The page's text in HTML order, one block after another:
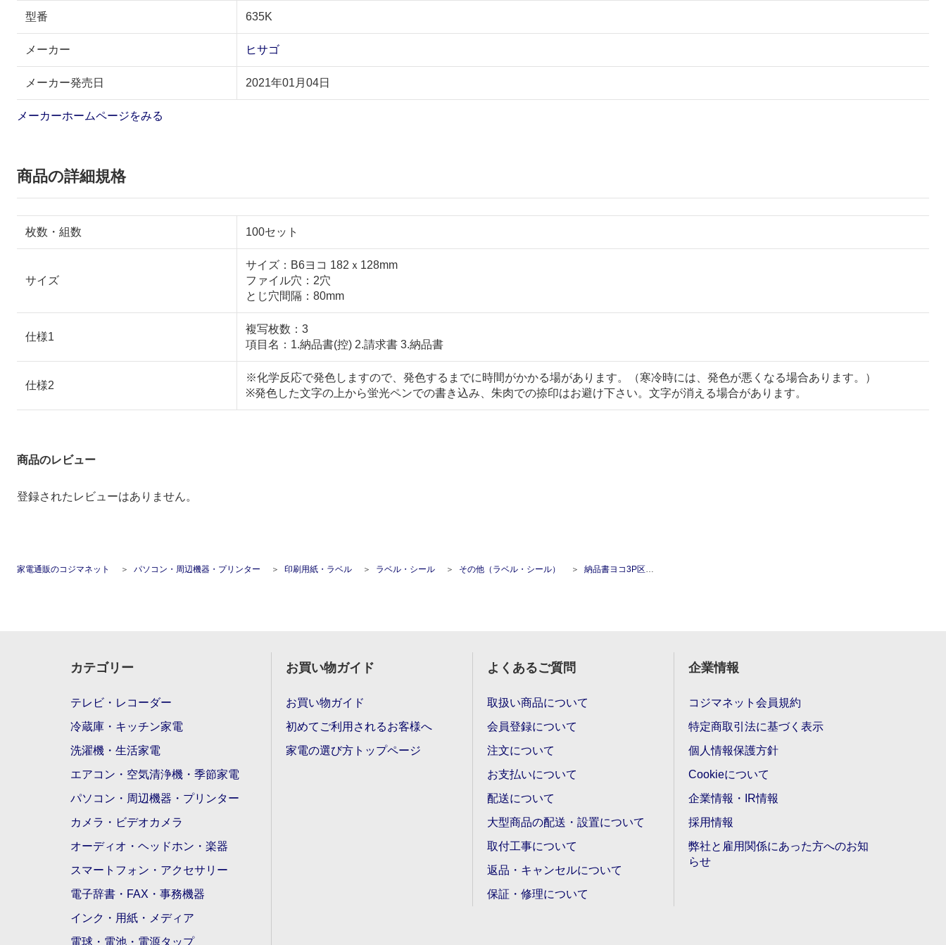
型番 635K
メーカー ヒサゴ
メーカー発売日 2021年01月04日
メーカーホームページをみる
商品の詳細規格
枚数・組数 100セット
サイズ
サイズ：B6ヨコ 182ｘ128mm
ファイル穴：2穴
とじ穴間隔：80mm
仕様1
複写枚数：3
項目名：1.納品書(控) 2.請求書 3.納品書
仕様2
※化学反応で発色しますので、発色するまでに時間がかかる場があります。（寒冷時には、発色が悪くなる場合あります。）
※発色した文字の上から蛍光ペンでの書き込み、朱肉での捺印はお避け下さい。文字が消える場合があります。
商品のレビュー
登録されたレビューはありません。
家電通販のコジマネット パソコン・周辺機器・プリンター 印刷用紙・ラベル ラベル・シール その他（ラベル・シール） 納品書ヨコ3P区分タイプ
カテゴリー
テレビ・レコーダー
冷蔵庫・キッチン家電
洗濯機・生活家電
エアコン・空気清浄機・季節家電
パソコン・周辺機器・プリンター
カメラ・ビデオカメラ
オーディオ・ヘッドホン・楽器
スマートフォン・アクセサリー
電子辞書・FAX・事務機器
インク・用紙・メディア
電球・電池・電源タップ
お買い物ガイド
お買い物ガイド
初めてご利用されるお客様へ
家電の選び方トップページ
よくあるご質問
取扱い商品について
会員登録について
注文について
お支払いについて
配送について
大型商品の配送・設置について
取付工事について
返品・キャンセルについて
保証・修理について
企業情報
コジマネット会員規約
特定商取引法に基づく表示
個人情報保護方針
Cookieについて
企業情報・IR情報
採用情報
弊社と雇用関係にあった方へのお知
らせ